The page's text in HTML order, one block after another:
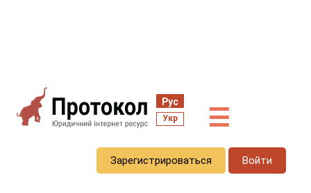
Рус
Укр ☰
Зарегистрироваться Войти